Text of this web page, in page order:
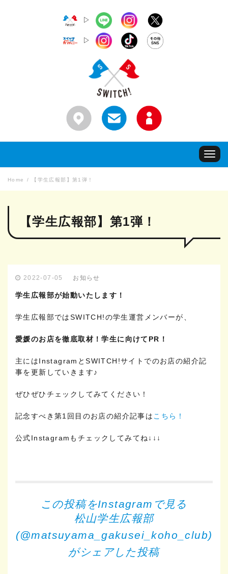
▷
▷
Toggle
Home 【学生広報部】第1弾！
【学生広報部】第1弾！
2022-07-05 お知らせ
学生広報部が始動いたします！
学生広報部ではSWITCH!の学生運営メンバーが、
愛媛のお店を徹底取材！学生に向けてPR！
主にはInstagramとSWITCH!サイトでのお店の紹介記
事を更新していきます♪
ぜひぜひチェックしてみてください！
記念すべき第1回目のお店の紹介記事は こちら！
公式Instagramもチェックしてみてね↓↓↓
この投稿をInstagramで見る
松山学生広報部
(@matsuyama_gakusei_koho_club)
がシェアした投稿